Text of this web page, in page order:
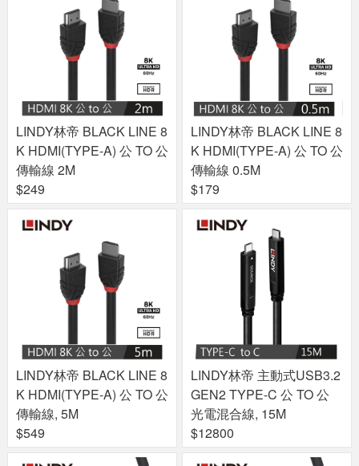
LINDY林帝 BLACK LINE 8
K HDMI(TYPE-A) 公 TO 公
傳輸線 2M
$249
LINDY林帝 BLACK LINE 8
K HDMI(TYPE-A) 公 TO 公
傳輸線 0.5M
$179
LINDY林帝 BLACK LINE 8
K HDMI(TYPE-A) 公 TO 公
傳輸線, 5M
$549
LINDY林帝 主動式USB3.2
GEN2 TYPE-C 公 TO 公
光電混合線, 15M
$12800